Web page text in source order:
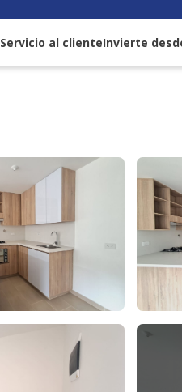
Servicio al clienteInvierte